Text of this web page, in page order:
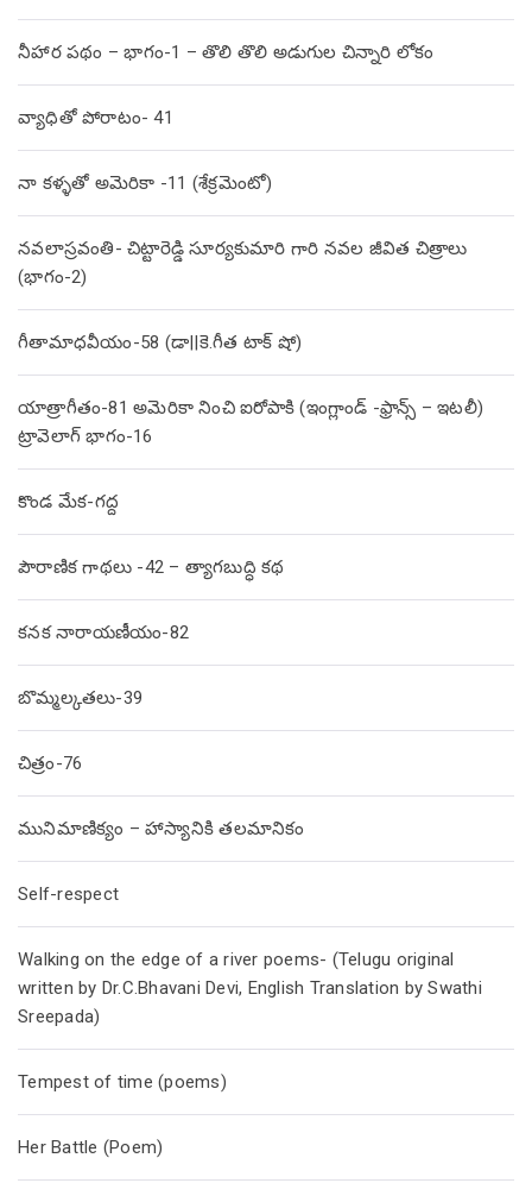
నీహార పథం – భాగం-1 – తొలి తొలి అడుగుల చిన్నారి లోకం
వ్యాధితో పోరాటం- 41
నా కళ్ళతో అమెరికా -11 (శేక్రమెంటో)
నవలాస్రవంతి- చిట్టారెడ్డి సూర్యకుమారి గారి నవల జీవిత చిత్రాలు
(భాగం-2)
గీతామాధవీయం-58 (డా||కె.గీత టాక్ షో)
యాత్రాగీతం-81 అమెరికా నించి ఐరోపాకి (ఇంగ్లాండ్ -ఫ్రాన్స్ – ఇటలీ)
ట్రావెలాగ్ భాగం-16
కొండ మేక-గద్ద
పౌరాణిక గాథలు -42 – త్యాగబుద్ధి కథ
కనక నారాయణీయం-82
బొమ్మల్కతలు-39
చిత్రం-76
మునిమాణిక్యం – హాస్యానికి తలమానికం
Self-respect
Walking on the edge of a river poems- (Telugu original
written by Dr.C.Bhavani Devi, English Translation by Swathi
Sreepada)
Tempest of time (poems)
Her Battle (Poem)